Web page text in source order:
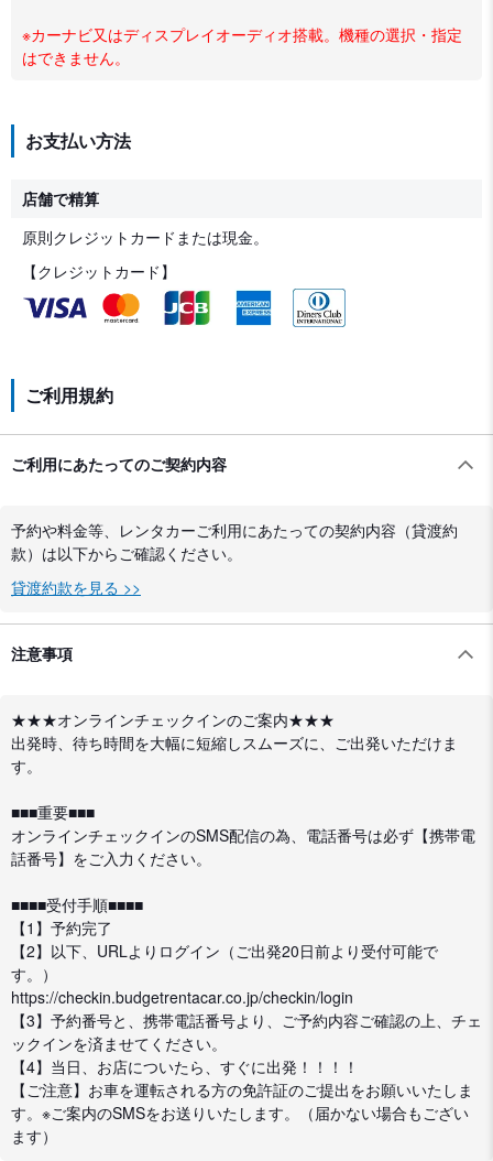
※カーナビ又はディスプレイオーディオ搭載。機種の選択・指定
はできません。
お支払い方法
店舗で精算
原則クレジットカードまたは現金。
【クレジットカード】
ご利用規約
ご利用にあたってのご契約内容
予約や料金等、レンタカーご利用にあたっての契約内容（貸渡約
款）は以下からご確認ください。
貸渡約款を見る >>
注意事項
★★★オンラインチェックインのご案内★★★
出発時、待ち時間を大幅に短縮しスムーズに、ご出発いただけま
す。
■■■重要■■■
オンラインチェックインのSMS配信の為、電話番号は必ず【携帯電
話番号】をご入力ください。
■■■■受付手順■■■■
【1】予約完了
【2】以下、URLよりログイン（ご出発20日前より受付可能で
す。）
https://checkin.budgetrentacar.co.jp/checkin/login
【3】予約番号と、携帯電話番号より、ご予約内容ご確認の上、チェ
ックインを済ませてください。
【4】当日、お店についたら、すぐに出発！！！！
【ご注意】お車を運転される方の免許証のご提出をお願いいたしま
す。※ご案内のSMSをお送りいたします。（届かない場合もござい
ます）